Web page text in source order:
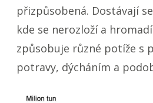
přizpůsobená. Dostávají
kde se nerozloží a
způsobuje různé potíže s
potravy, dýcháním a